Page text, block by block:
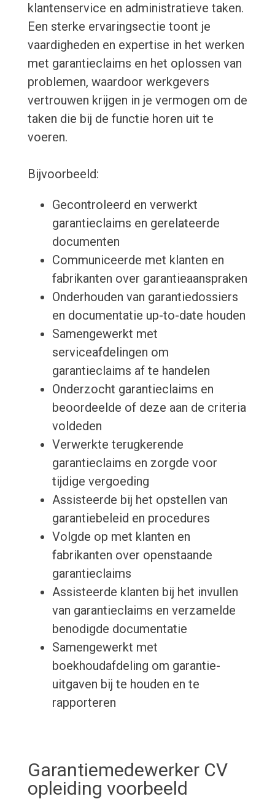
klantenservice en administratieve taken.
Een sterke ervaringsectie toont je
vaardigheden en expertise in het werken
met garantieclaims en het oplossen van
problemen, waardoor werkgevers
vertrouwen krijgen in je vermogen om de
taken die bij de functie horen uit te
voeren.
Bijvoorbeeld:
Gecontroleerd en verwerkt
garantieclaims en gerelateerde
documenten
Communiceerde met klanten en
fabrikanten over garantieaanspraken
Onderhouden van garantiedossiers
en documentatie up-to-date houden
Samengewerkt met
serviceafdelingen om
garantieclaims af te handelen
Onderzocht garantieclaims en
beoordeelde of deze aan de criteria
voldeden
Verwerkte terugkerende
garantieclaims en zorgde voor
tijdige vergoeding
Assisteerde bij het opstellen van
garantiebeleid en procedures
Volgde op met klanten en
fabrikanten over openstaande
garantieclaims
Assisteerde klanten bij het invullen
van garantieclaims en verzamelde
benodigde documentatie
Samengewerkt met
boekhoudafdeling om garantie-
uitgaven bij te houden en te
rapporteren
Garantiemedewerker CV
opleiding voorbeeld